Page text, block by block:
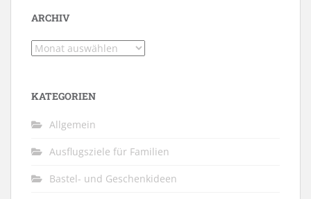
ARCHIV
Archiv
KATEGORIEN
Allgemein
Ausflugsziele für Familien
Bastel- und Geschenkideen